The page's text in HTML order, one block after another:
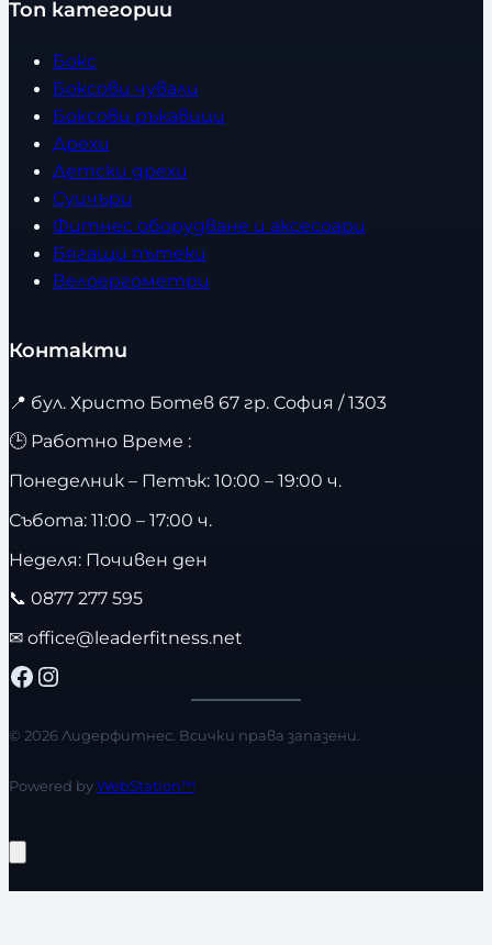
Топ категории
Бокс
Боксови чували
Боксови ръкавици
Дрехи
Детски дрехи
Суичъри
Фитнес оборудване и аксесоари
Бягащи пътеки
Велоергометри
Контакти
📍 бул. Христо Ботев 67 гр. София / 1303
🕒 Работно Време :
Понеделник – Петък: 10:00 – 19:00 ч.
Събота: 11:00 – 17:00 ч.
Неделя: Почивен ден
📞 0877 277 595
✉ office@leaderfitness.net
Facebook Instagram
© 2026 Лидерфитнес. Всички права запазени.
Powered byWebStation™